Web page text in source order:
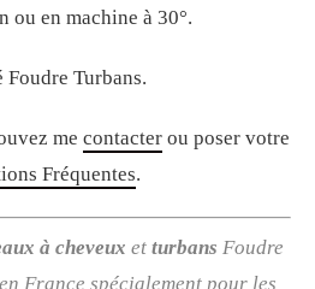
ou en machine à 30°.
Turbans.
me contacter ou poser votre
Fréquentes.
à cheveux et turbans Foudre
France spécialement pour les